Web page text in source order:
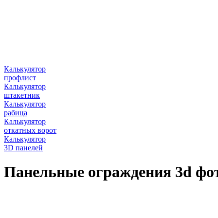
Калькулятор
профлист
Калькулятор
штакетник
Калькулятор
рабица
Калькулятор
откатных ворот
Калькулятор
3D панелей
Панельные ограждения 3d